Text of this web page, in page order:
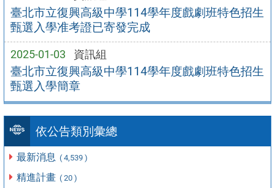
臺北市立復興高級中學114學年度戲劇班特色招生
甄選入學准考證已寄發完成
2025-01-03 資訊組
臺北市立復興高級中學114學年度戲劇班特色招生
甄選入學簡章
依公告類別彙總
最新消息 ( 4,539 )
精進計畫 ( 20 )